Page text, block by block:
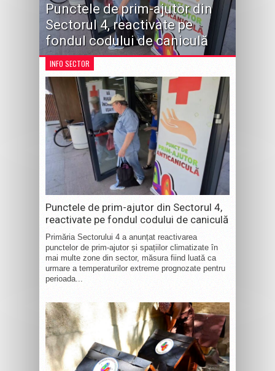
Punctele de prim-ajutor din
Sectorul 4, reactivate pe
fondul codului de caniculă
INFO SECTOR
Punctele de prim-ajutor din Sectorul 4,
reactivate pe fondul codului de caniculă
Primăria Sectorului 4 a anunțat reactivarea
punctelor de prim-ajutor și spațiilor climatizate în
mai multe zone din sector, măsura fiind luată ca
urmare a temperaturilor extreme prognozate pentru
perioada...